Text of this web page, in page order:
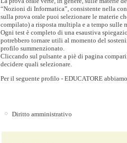
“Nozioni di Informatica”, consistente nella
sulla prova orale puoi selezionare le materie
compilato) a risposta multipla e a tempo sulle
Ogni test è completo di una esaustiva
potrebbero tornare utili al momento del
profilo summenzionato.
Cliccando sul pulsante a piè di pagina
decidere quali selezionare.
Per il seguente profilo - EDUCATORE
Diritto amministrativo